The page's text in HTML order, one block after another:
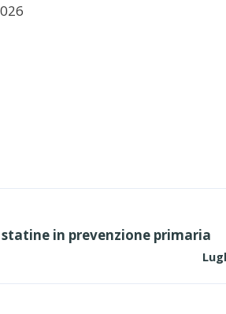
in prevenzione primaria